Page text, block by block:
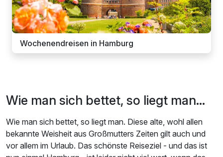
Wochenendreisen in Hamburg
Wie man sich bettet, so liegt man...
Wie man sich bettet, so liegt man. Diese alte, wohl allen
bekannte Weisheit aus Großmutters Zeiten gilt auch und
vor allem im Urlaub. Das schönste Reiseziel - und das ist